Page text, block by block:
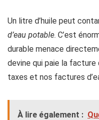
Un litre d’huile peut
d’eau potable. C’est
durable menace
devine qui paie la
taxes et nos factures
À lire également :